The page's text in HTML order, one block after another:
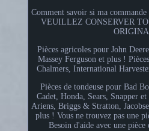
Comment savoir si ma commande
VEUILLEZ CONSERVER
Pièces agricoles pour John
Massey Ferguson et plus !
Chalmers, International
Pièces de tondeuse pour Bad
Cadet, Honda, Sears, Snapper
Ariens, Briggs & Stratton,
plus ! Vous ne trouvez pas une
Besoin d'aide avec une pièce